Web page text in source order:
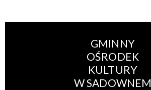
GMINNY
OŚRODEK
KULTURY
W SADOWNEM